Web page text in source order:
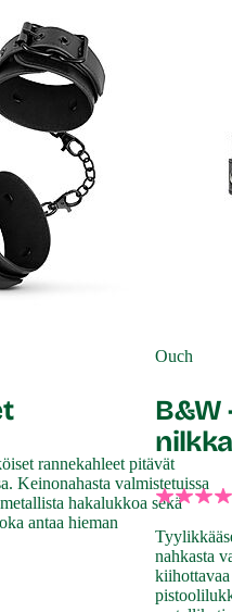
rannekahleet pitävät
Keinonahasta valmistetuissa
hakalukkoa sekä
antaa hieman
Ouch
B&W
nahkasta